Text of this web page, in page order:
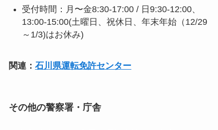
受付時間：月〜金8:30-17:00 / 日9:30-12:00、
13:00-15:00(土曜日、祝休日、年末年始（12/29
～1/3)はお休み)
関連： 石川県運転免許センター
その他の警察署・庁舎